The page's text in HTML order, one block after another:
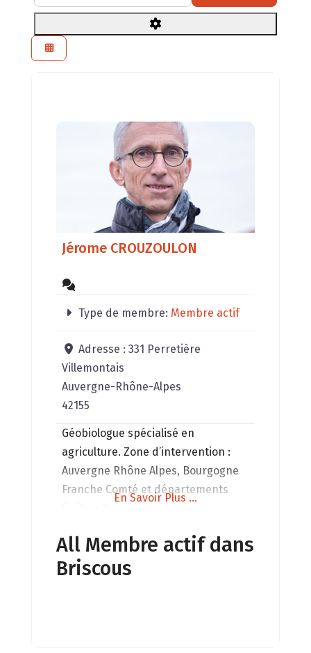
Jérome CROUZOULON
Type de membre: Membre actif
Adresse :331 Perretière
Villemontais
Auvergne-Rhône-Alpes
42155
Géobiologue spécialisé en
agriculture. Zone d’intervention :
Auvergne Rhône Alpes, Bourgogne
Franche Comté et départements
En Savoir Plus ...
All Membre actif dans
Briscous